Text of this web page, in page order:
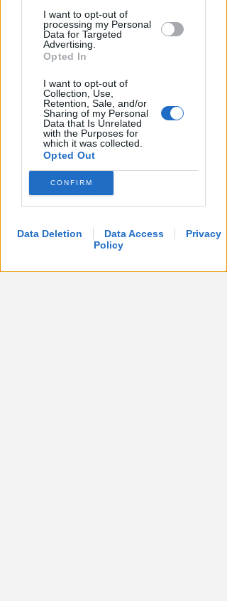
I want to opt-out of
processing my Personal
Data for Targeted
Advertising.
Opted In
I want to opt-out of
Collection, Use,
Retention, Sale, and/or
Sharing of my Personal
Data that Is Unrelated
with the Purposes for
which it was collected.
Opted Out
CONFIRM
Data Deletion Data Access
Privacy
Policy